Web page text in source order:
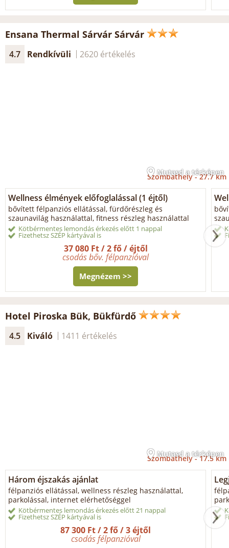
Ensana Thermal Sárvár Sárvár
4.7 Rendkívüli 2620 értékelés
Mutasd a térképen
Szombathely -27.7 km
Wellness élmények előfoglalással (1 éjtől)
bővített félpanziós ellátással, fürdőrészleg és
szaunavilág használattal, fitness részleg használattal
Kötbérmentes lemondás érkezés előtt 1 nappal
Fizethetsz SZÉP kártyával is
37 080 Ft / 2 fő / éjtől
csodás bőv. félpanzióval
Megnézem >>
Hotel Piroska Bük, Bükfürdő
4.5 Kiváló 1411 értékelés
Mutasd a térképen
Szombathely -17.5 km
Három éjszakás ajánlat
félpanziós ellátással, wellness részleg használattal,
parkolással, internet elérhetőséggel
Kötbérmentes lemondás érkezés előtt 21 nappal
Fizethetsz SZÉP kártyával is
87 300 Ft / 2 fő / 3 éjtől
csodás félpanzióval